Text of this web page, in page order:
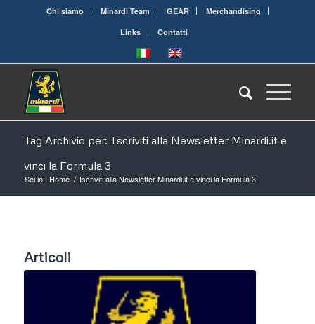
Chi siamo Minardi Team GEAR
Merchandising
Links
Contatti
Tag Archivio per: Iscriviti alla Newsletter Minardi.it e
vinci la Formula 3
Sei in: Home / Iscriviti alla Newsletter Minardi.it e vinci la Formula 3
Articoli